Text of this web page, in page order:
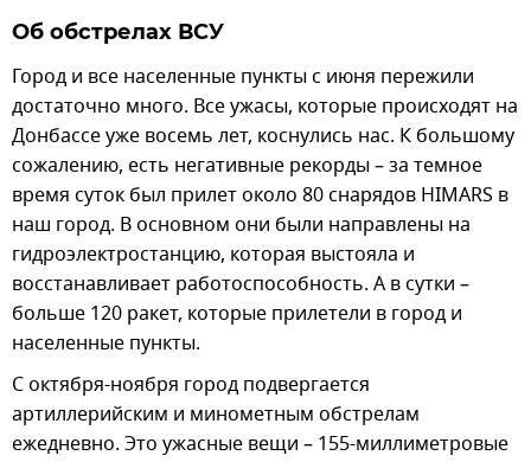
Об обстрелах ВСУ
Город и все населенные пункты с июня пережили
достаточно много. Все ужасы, которые происходят на
Донбассе уже восемь лет, коснулись нас. К большому
сожалению, есть негативные рекорды – за темное
время суток был прилет около 80 снарядов HIMARS в
наш город. В основном они были направлены на
гидроэлектростанцию, которая выстояла и
восстанавливает работоспособность. А в сутки –
больше 120 ракет, которые прилетели в город и
населенные пункты.
С октября-ноября город подвергается
артиллерийским и минометным обстрелам
ежедневно. Это ужасные вещи – 155-миллиметровые